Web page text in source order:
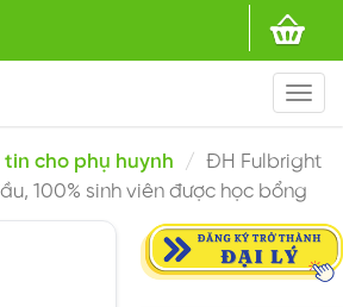
tin cho phụ huynh
ĐH Fulbright
100% sinh viên được học bổng